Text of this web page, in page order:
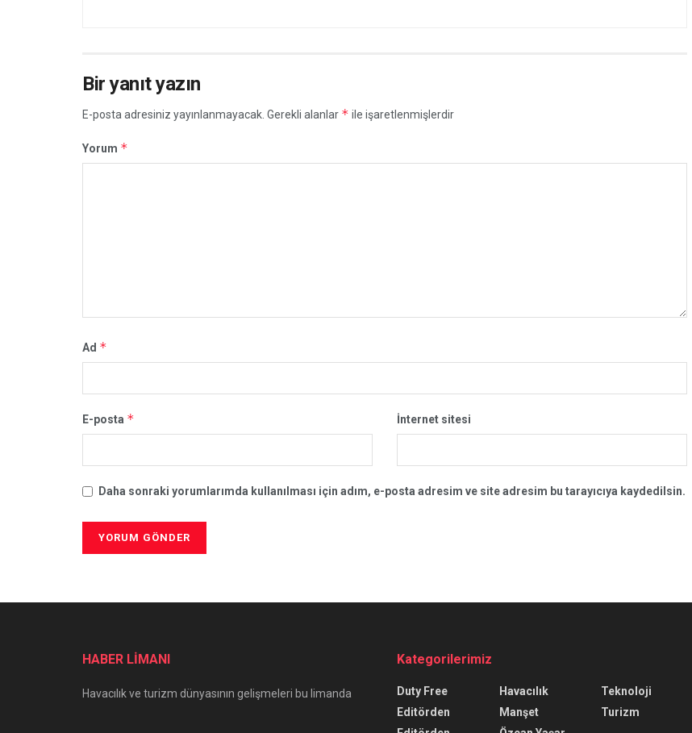
Bir yanıt yazın
E-posta adresiniz yayınlanmayacak. Gerekli alanlar * ile işaretlenmişlerdir
Yorum *
Ad *
E-posta * İnternet sitesi
Daha sonraki yorumlarımda kullanılması için adım, e-posta adresim ve site adresim bu tarayıcıya kaydedilsin.
HABER LİMANI
Havacılık ve turizm dünyasının gelişmeleri bu limanda
Kategorilerimiz
Duty Free
Editörden
Havacılık
Manşet
Teknoloji
Turizm